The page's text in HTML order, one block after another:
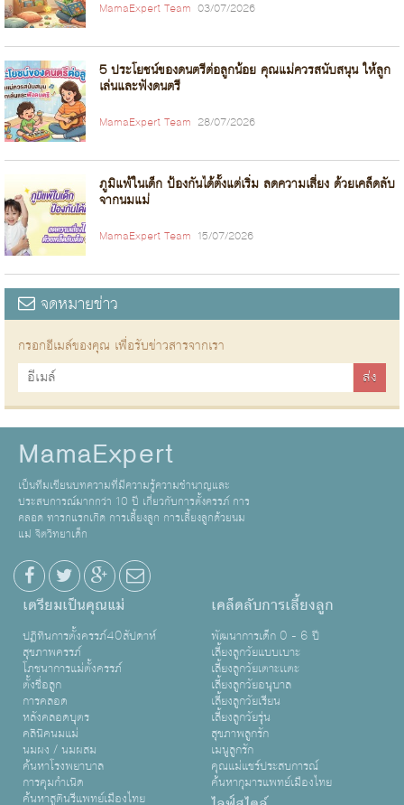
MamaExpert Team 03/07/2026
5 ประโยชน์ของดนตรีต่อลูกน้อย คุณแม่ควรสนับสนุน ให้ลูก
เล่นและฟังดนตรี
MamaExpert Team 28/07/2026
ภูมิแพ้ในเด็ก ป้องกันได้ตั้งแต่เริ่ม ลดความเสี่ยง ด้วยเคล็ดลับ
จากนมแม่
MamaExpert Team 15/07/2026
จดหมายข่าว
กรอกอีเมล์ของคุณ เพื่อรับข่าวสารจากเรา
MamaExpert
เป็นทีมเขียนบทความที่มีความรู้ความชำนาญและ
ประสบการณ์มากกว่า 10 ปี เกี่ยวกับการตั้งครรภ์ การ
คลอด ทารกแรกเกิด การเลี้ยงลูก การเลี้ยงลูกด้วยนม
แม่ จิตวิทยาเด็ก
เตรียมเป็นคุณแม่
ปฏิทินการตั้งครรภ์40สัปดาห์
สุขภาพครรภ์
โภชนาการแม่ตั้งครรภ์
ตั้งชื่อลูก
การคลอด
หลังคลอดบุตร
คลินิคนมแม่
นมผง / นมผสม
ค้นหาโรงพยาบาล
การคุมกำเนิด
ค้นหาสูตินรีแพทย์เมืองไทย
เคล็ดลับการเลี้ยงลูก
พัฒนาการเด็ก 0 - 6 ปี
เลี้ยงลูกวัยแบบเบาะ
เลี้ยงลูกวัยเตาะเเตะ
เลี้ยงลูกวัยอนุบาล
เลี้ยงลูกวัยเรียน
เลี้ยงลูกวัยรุ่น
สุขภาพลูกรัก
เมนูลูกรัก
คุณแม่แชร์ประสบการณ์
ค้นหากุมารแพทย์เมืองไทย